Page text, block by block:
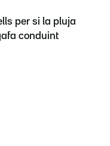
per si la pluja
conduint